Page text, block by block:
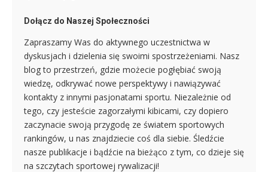
Dołącz do Naszej Społeczności
Zapraszamy Was do aktywnego uczestnictwa w
dyskusjach i dzielenia się swoimi spostrzeżeniami. Nasz
blog to przestrzeń, gdzie możecie pogłębiać swoją
wiedzę, odkrywać nowe perspektywy i nawiązywać
kontakty z innymi pasjonatami sportu. Niezależnie od
tego, czy jesteście zagorzałymi kibicami, czy dopiero
zaczynacie swoją przygodę ze światem sportowych
rankingów, u nas znajdziecie coś dla siebie. Śledźcie
nasze publikacje i bądźcie na bieżąco z tym, co dzieje się
na szczytach sportowej rywalizacji!